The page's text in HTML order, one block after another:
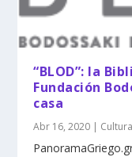
“BLOD”: la
Fundación
casa
Abr 16, 2020 |